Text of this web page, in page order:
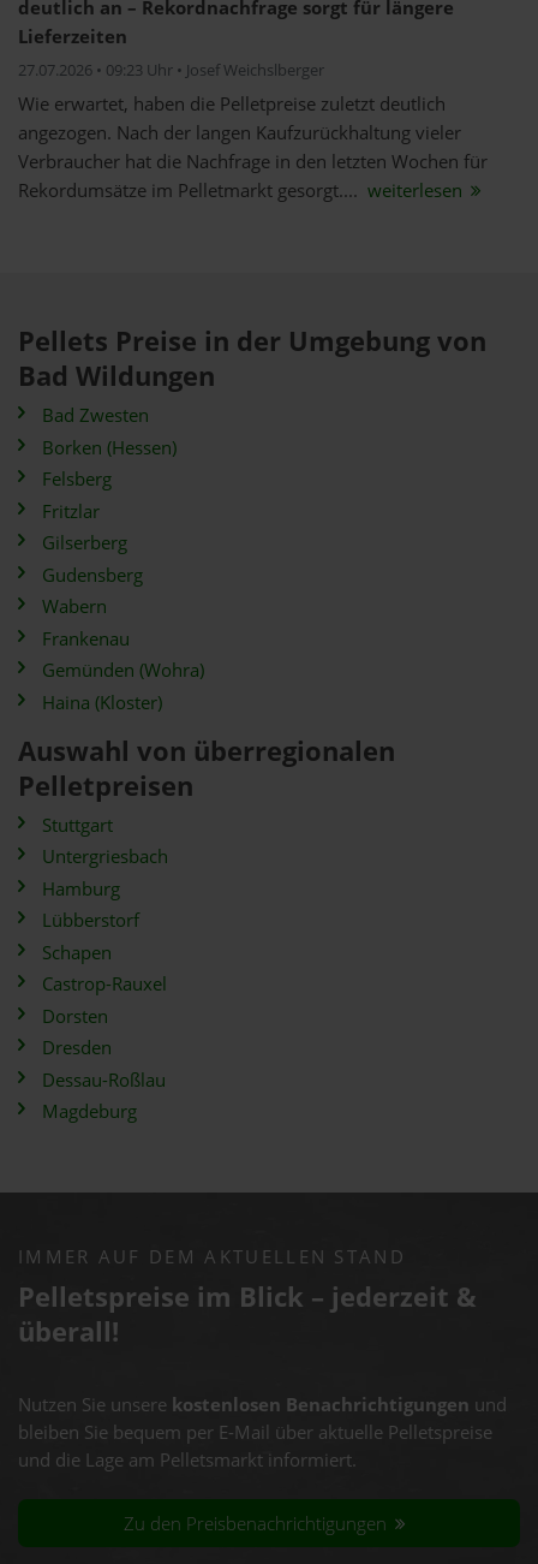
deutlich an – Rekordnachfrage sorgt für längere
Lieferzeiten
27.07.2026 • 09:23 Uhr • Josef Weichslberger
Wie erwartet, haben die Pelletpreise zuletzt deutlich
angezogen. Nach der langen Kaufzurückhaltung vieler
Verbraucher hat die Nachfrage in den letzten Wochen für
Rekordumsätze im Pelletmarkt gesorgt.... weiterlesen
Pellets Preise in der Umgebung von
Bad Wildungen
Bad Zwesten
Borken (Hessen)
Felsberg
Fritzlar
Gilserberg
Gudensberg
Wabern
Frankenau
Gemünden (Wohra)
Haina (Kloster)
Auswahl von überregionalen
Pelletpreisen
Stuttgart
Untergriesbach
Hamburg
Lübberstorf
Schapen
Castrop-Rauxel
Dorsten
Dresden
Dessau-Roßlau
Magdeburg
IMMER AUF DEM AKTUELLEN STAND
Pelletspreise im Blick – jederzeit &
überall!
Nutzen Sie unsere kostenlosen Benachrichtigungen und
bleiben Sie bequem per E-Mail über aktuelle Pelletspreise
und die Lage am Pelletsmarkt informiert.
Zu den Preisbenachrichtigungen